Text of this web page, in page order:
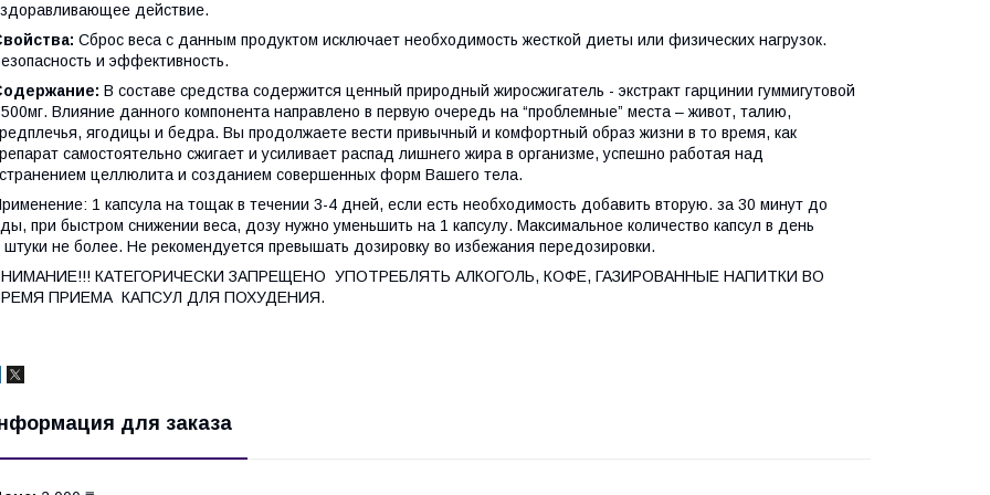
действие.
Сброс веса с данным продуктом исключает необходимость жесткой диеты или физических нагрузок.
и эффективность.
В составе средства содержится ценный природный жиросжигатель - экстракт гарцинии гуммигутовой
Влияние данного компонента направлено в первую очередь на “проблемные” места – живот, талию,
ягодицы и бедра. Вы продолжаете вести привычный и комфортный образ жизни в то время, как
самостоятельно сжигает и усиливает распад лишнего жира в организме, успешно работая над
целлюлита и созданием совершенных форм Вашего тела.
1 капсула на тощак в течении 3-4 дней, если есть необходимость добавить вторую. за 30 минут до
при быстром снижении веса, дозу нужно уменьшить на 1 капсулу. Максимальное количество капсул в день
штуки не более. Не рекомендуется превышать дозировку во избежания передозировки.
КАТЕГОРИЧЕСКИ ЗАПРЕЩЕНО УПОТРЕБЛЯТЬ АЛКОГОЛЬ, КОФЕ, ГАЗИРОВАННЫЕ НАПИТКИ ВО
ПРИЕМА КАПСУЛ ДЛЯ ПОХУДЕНИЯ.
для заказа